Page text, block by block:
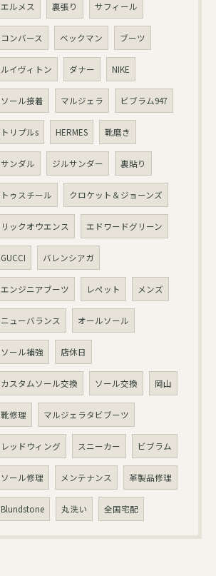
エルメス 裏張り サフィール
コンバース ベックマン ブーツ
ルイヴィトン ダナー NIKE
ソール接着 マルジェラ ビブラム947
トリプルs HERMES 靴磨き
サンダル ジルサンダー 裏貼り
トゥスチール クロケット＆ジョーンズ
リックオウエンス エドワードグリーン
GUCCI バレンシアガ
エンジニアブーツ レペット メンズ
ニューバランス オールソール
ソール補強 店休日
カスタムソール交換 ソール交換 岡山
靴修理 マルジェラタビブーツ
レッドウィング スニーカー ビブラム
ソール修理 メンテナンス 革製品修理
Blundstone 丸洗い 全国宅配
お問い合わせはこちら